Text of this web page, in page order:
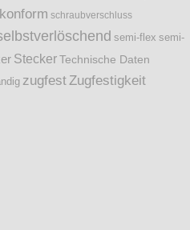
schraubverschluss
semi-flex semi-
Stecker Technische Daten
zugfest Zugfestigkeit